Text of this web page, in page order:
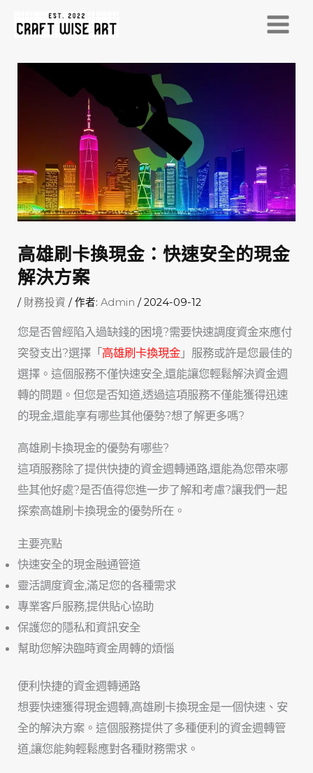
高雄刷卡換現金：快速安全的現金
解決方案
/ 財務投資 / 作者:Admin/2024-09-12
您是否曾經陷入過缺錢的困境?需要快速調度資金來應付
突發支出?選擇「 高雄刷卡換現金 」服務或許是您最佳的
選擇。這個服務不僅快速安全,還能讓您輕鬆解決資金週
轉的問題。但您是否知道,透過這項服務不僅能獲得迅速
的現金,還能享有哪些其他優勢?想了解更多嗎?
高雄刷卡換現金的優勢有哪些?
這項服務除了提供快捷的資金週轉通路,還能為您帶來哪
些其他好處?是否值得您進一步了解和考慮?讓我們一起
探索高雄刷卡換現金的優勢所在。
主要亮點
快速安全的現金融通管道
靈活調度資金,滿足您的各種需求
專業客戶服務,提供貼心協助
保護您的隱私和資訊安全
幫助您解決臨時資金周轉的煩惱
便利快捷的資金週轉通路
想要快速獲得現金週轉,高雄刷卡換現金是一個快速、安
全的解決方案。這個服務提供了多種便利的資金週轉管
道,讓您能夠輕鬆應對各種財務需求。